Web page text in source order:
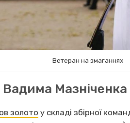
Ветеран на змаганнях
Мазніченка
золото у складі збірної